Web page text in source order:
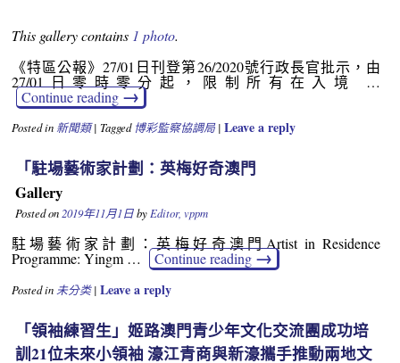
This gallery contains 1 photo.
《特區公報》27/01日刊登第26/2020號行政長官批示，由
27/01日零時零分起，限制所有在入境 …
Continue reading→
Posted in 新聞類| Tagged 博彩監察協調局| Leave a reply
「駐場藝術家計劃：英梅好奇澳門
Gallery
Posted on 2019年11月1日by Editor, vppm
駐場藝術家計劃：英梅好奇澳門Artist in Residence
Programme: Yingm …
Continue reading →
Posted in 未分类| Leave a reply
「領袖練習生」姬路澳門青少年文化交流團成功培
訓21位未來小領袖 濠江青商與新濠攜手推動兩地文